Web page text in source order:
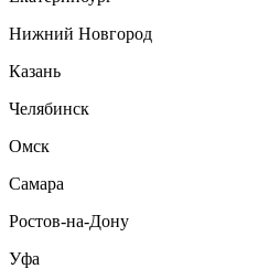
Нижний Новгород
Казань
Челябинск
Омск
Самара
Ростов-на-Дону
Уфа